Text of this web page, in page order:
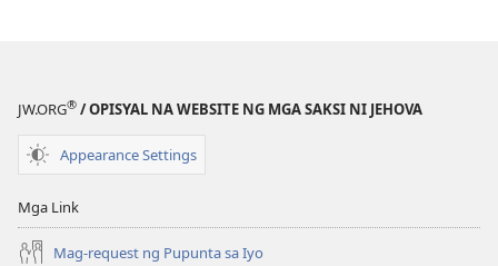
JW.ORG® / OPISYAL NA WEBSITE NG MGA SAKSI NI JEHOVA
Appearance Settings
Mga Link
Mag-request ng Pupunta sa Iyo